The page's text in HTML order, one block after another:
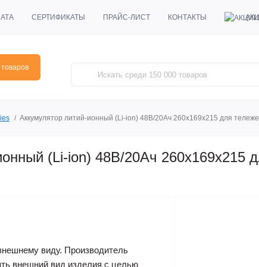
СЕРТИФИКАТЫ ПРАЙС-ЛИСТ КОНТАКТЫ
товаров
Аккумулятор литий-ионный (Li-ion) 48В/20Ач 260х169х215 для
(Li-ion) 48В/20Ач 260х169х215
виду. Производитель
внешний вид изделия с целью